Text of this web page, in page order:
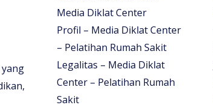
Media Diklat Center
Profil – Media Diklat Center
– Pelatihan Rumah Sakit
Legalitas – Media Diklat
Center – Pelatihan Rumah
Sakit